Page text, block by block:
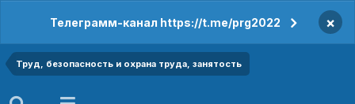
Телеграмм-канал https://t.me/prg2022 ×
Труд, безопасность и охрана труда, занятость